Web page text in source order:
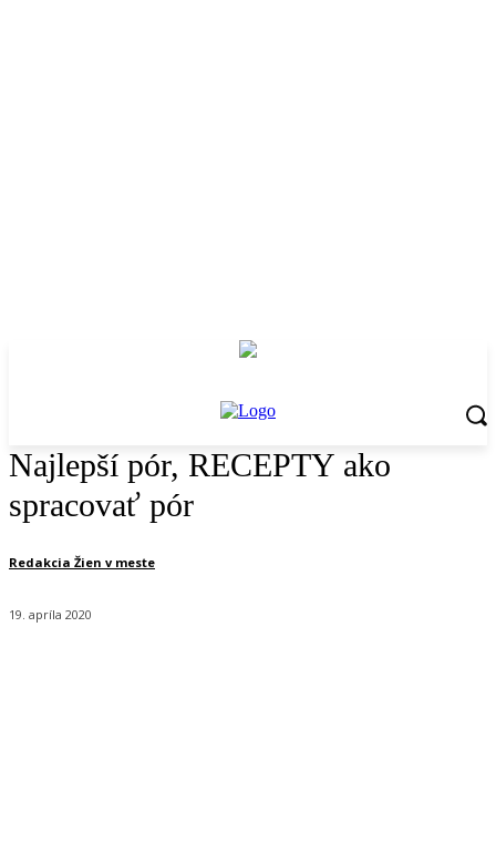
Najlepší pór, RECEPTY ako
spracovať pór
Redakcia Žien v meste
19. apríla 2020